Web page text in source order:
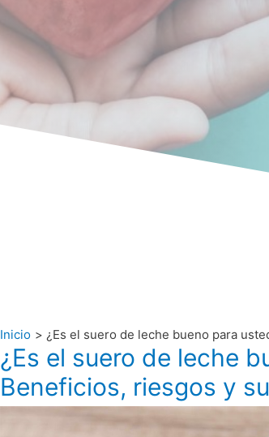
Inicio ¿Es el suero de leche bueno para
¿Es el suero de leche
Beneficios, riesgos y